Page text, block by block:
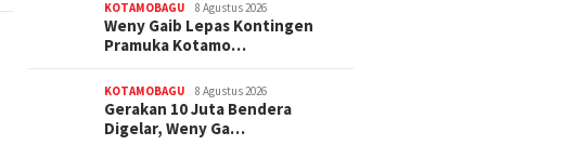
KOTAMOBAGU 8 Agustus 2026
Weny Gaib Lepas Kontingen
Pramuka Kotamo…
KOTAMOBAGU 8 Agustus 2026
Gerakan 10 Juta Bendera
Digelar, Weny Ga…